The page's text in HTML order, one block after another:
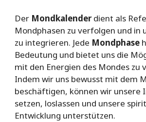
Der Mondkalenderdient als
Mondphasen zu verfolgen und in
zu integrieren. Jede Mondphase
Bedeutung und bietet uns die
mit den Energien des Mondes zu
Indem wir uns bewusst mit dem
beschäftigen, können wir unsere
setzen, loslassen und unsere
Entwicklung unterstützen.